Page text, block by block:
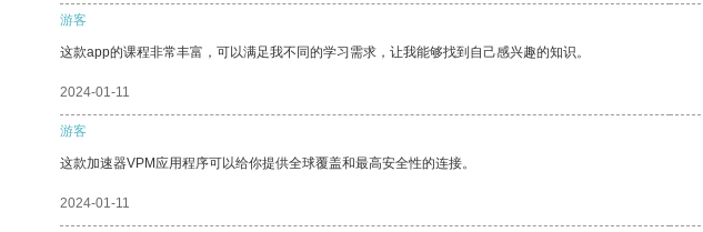
游客
这款app的课程非常丰富，可以满足我不同的学习需求，让我能够找到自己感兴趣的知识。
2024-01-11
游客
这款加速器VPM应用程序可以给你提供全球覆盖和最高安全性的连接。
2024-01-11